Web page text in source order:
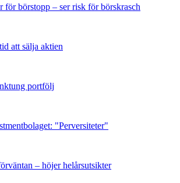
börstopp – ser risk för börskrasch
att sälja aktien
portfölj
"Perversiteter"
– höjer helårsutsikter